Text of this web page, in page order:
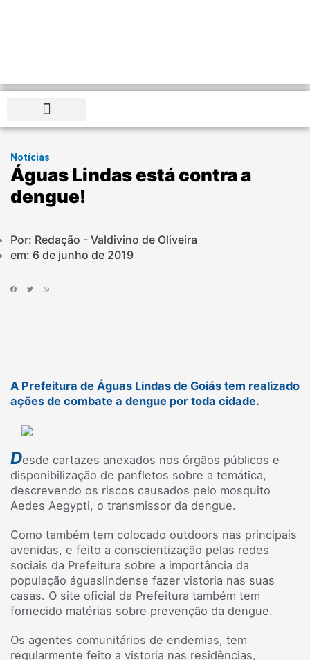
Notícias
Águas Lindas está contra a
dengue!
Por: Redação - Valdivino de Oliveira
em: 6 de junho de 2019
A Prefeitura de Águas Lindas de Goiás tem realizado
ações de combate a dengue por toda cidade.
Desde cartazes anexados nos órgãos públicos e
disponibilização de panfletos sobre a temática,
descrevendo os riscos causados pelo mosquito
Aedes Aegypti, o transmissor da dengue.
Como também tem colocado outdoors nas principais
avenidas, e feito a conscientização pelas redes
sociais da Prefeitura sobre a importância da
população águaslindense fazer vistoria nas suas
casas. O site oficial da Prefeitura também tem
fornecido matérias sobre prevenção da dengue.
Os agentes comunitários de endemias, tem
regularmente feito a vistoria nas residências,